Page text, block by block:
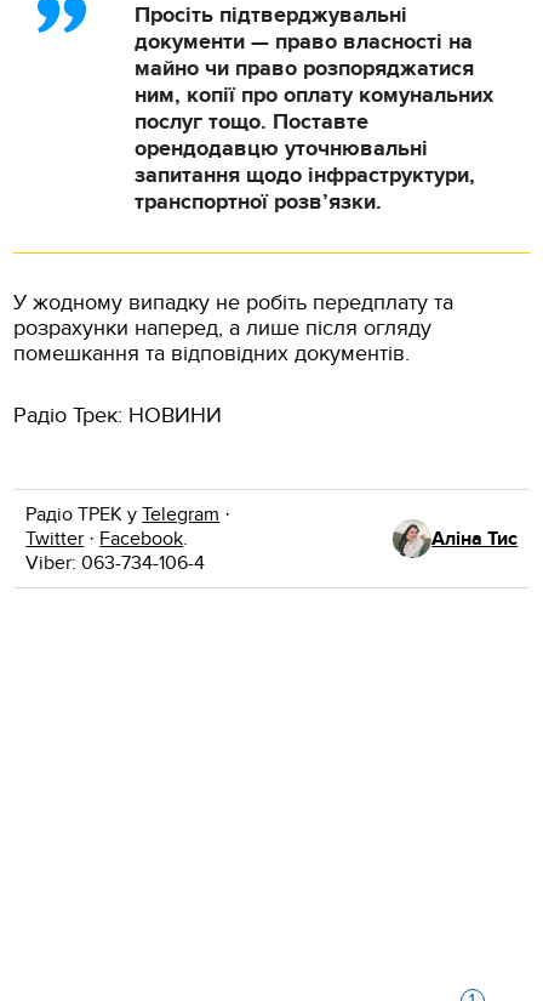
Просіть підтверджувальні
документи — право власності на
майно чи право розпоряджатися
ним, копії про оплату комунальних
послуг тощо. Поставте
орендодавцю уточнювальні
запитання щодо інфраструктури,
транспортної розв’язки.
У жодному випадку не робіть передплату та
розрахунки наперед, а лише після огляду
помешкання та відповідних документів.
Радіо Трек: НОВИНИ
Радіо ТРЕК уTelegram ·
Twitter · Facebook.
Viber: 063-734-106-4
Аліна Тис